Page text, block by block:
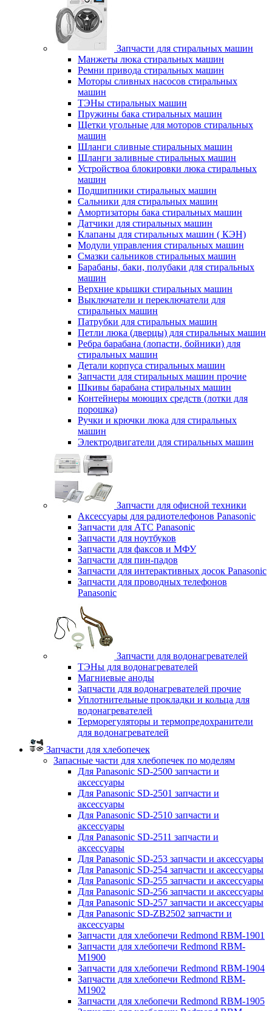
Запчасти для стиральных машин
Манжеты люка стиральных машин
Ремни привода стиральных машин
Моторы сливных насосов стиральных
машин
ТЭНы стиральных машин
Пружины бака стиральных машин
Щетки угольные для моторов стиральных
машин
Шланги сливные стиральных машин
Шланги заливные стиральных машин
Устройствоа блокировки люка стиральных
машин
Подшипники стиральных машин
Сальники для стиральных машин
Амортизаторы бака стиральных машин
Датчики для стиральных машин
Клапаны для стиральных машин ( КЭН)
Модули управления стиральных машин
Смазки сальников стиральных машин
Барабаны, баки, полубаки для стиральных
машин
Верхние крышки стиральных машин
Выключатели и переключатели для
стиральных машин
Патрубки для стиральных машин
Петли люка (дверцы) для стиральных машин
Ребра барабана (лопасти, бойники) для
стиральных машин
Детали корпуса стиральных машин
Запчасти для стиральных машин прочие
Шкивы барабана стиральных машин
Контейнеры моющих средств (лотки для
порошка)
Ручки и крючки люка для стиральных
машин
Электродвигатели для стиральных машин
Запчасти для офисной техники
Аксессуары для радиотелефонов Panasonic
Запчасти для АТС Panasonic
Запчасти для ноутбуков
Запчасти для факсов и МФУ
Запчасти для пин-падов
Запчасти для интерактивных досок Panasonic
Запчасти для проводных телефонов
Panasonic
Запчасти для водонагревателей
ТЭНы для водонагревателей
Магниевые аноды
Запчасти для водонагревателей прочие
Уплотнительные прокладки и кольца для
водонагревателей
Терморегуляторы и термопредохранители
для водонагревателей
Запчасти для хлебопечек
Запасные части для хлебопечек по моделям
Для Panasonic SD-2500 запчасти и
аксессуары
Для Panasonic SD-2501 запчасти и
аксессуары
Для Panasonic SD-2510 запчасти и
аксессуары
Для Panasonic SD-2511 запчасти и
аксессуары
Для Panasonic SD-253 запчасти и аксессуары
Для Panasonic SD-254 запчасти и аксессуары
Для Panasonic SD-255 запчасти и аксессуары
Для Panasonic SD-256 запчасти и аксессуары
Для Panasonic SD-257 запчасти и аксессуары
Для Panasonic SD-ZB2502 запчасти и
аксессуары
Запчасти для хлебопечи Redmond RBM-1901
Запчасти для хлебопечи Redmond RBM-
M1900
Запчасти для хлебопечи Redmond RBM-1904
Запчасти для хлебопечи Redmond RBM-
M1902
Запчасти для хлебопечи Redmond RBM-1905